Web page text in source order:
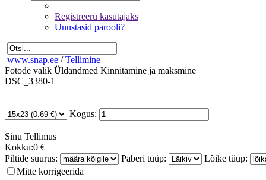
Registreeru kasutajaks
Unustasid parooli?
www.snap.ee / Tellimine
Fotode valik Üldandmed Kinnitamine ja maksmine
DSC_3380-1
Kogus:
Sinu Tellimus
Kokku:0 €
Piltide suurus:
Paberi tüüp:
Lõike tüüp:
Mitte korrigeerida